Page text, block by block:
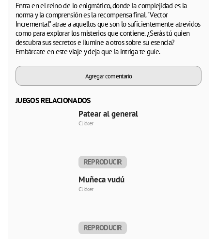
Entra en el reino de lo enigmático, donde la complejidad es la
norma y la comprensión es la recompensa final. "Vector
Incremental" atrae a aquellos que son lo suficientemente atrevidos
como para explorar los misterios que contiene. ¿Serás tú quien
descubra sus secretos e ilumine a otros sobre su esencia?
Embárcate en este viaje y deja que la intriga te guíe.
Agregar comentario
JUEGOS RELACIONADOS
Patear al general
Clicker
REPRODUCIR
AHORA
Muñeca vudú
Clicker
REPRODUCIR